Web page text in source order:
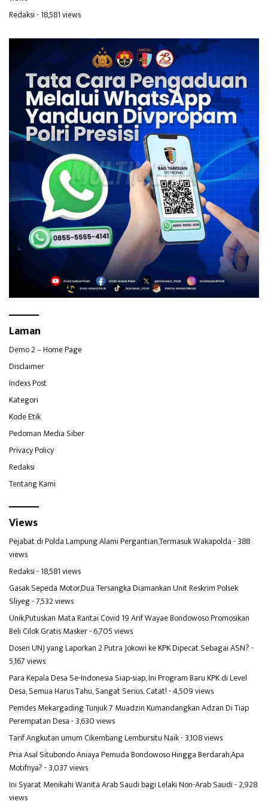
Redaksi- 18,581 views
Laman
Demo 2 – Home Page
Disclaimer
Indexs Post
Kategori
Kode Etik
Pedoman Media Siber
Privacy Policy
Redaksi
Tentang Kami
Views
Pejabat di Polda Lampung Alami Pergantian,Termasuk Wakapolda- 388
views
Redaksi- 18,581 views
Gasak Sepeda Motor,Dua Tersangka Diamankan Unit Reskrim Polsek
Sliyeg- 7,532 views
Unik,Putuskan Mata Rantai Covid 19 Arif Wayae Bondowoso Promosikan
Beli Cilok Gratis Masker- 6,705 views
Dosen UNJ yang Laporkan 2 Putra Jokowi ke KPK Dipecat Sebagai ASN?-
5,167 views
Para Kepala Desa Se-Indonesia Siap-siap, Ini Program Baru KPK di Level
Desa, Semua Harus Tahu, Sangat Serius, Catat!- 4,509 views
Pemdes Mekargading Tunjuk 7 Muadzin Kumandangkan Adzan Di Tiap
Perempatan Desa- 3,630 views
Tarif Angkutan umum Cikembang Lembursitu Naik- 3,108 views
Pria Asal Situbondo Aniaya Pemuda Bondowoso Hingga Berdarah,Apa
Motifnya?- 3,037 views
Ini Syarat Menikahi Wanita Arab Saudi bagi Lelaki Non-Arab Saudi- 2,928
views